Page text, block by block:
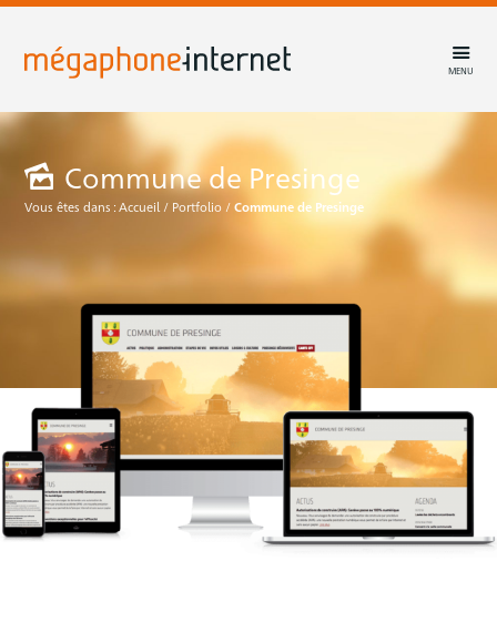
MENU
Commune de Presinge
Vous êtes dans :Accueil/ Portfolio /Commune de Presinge